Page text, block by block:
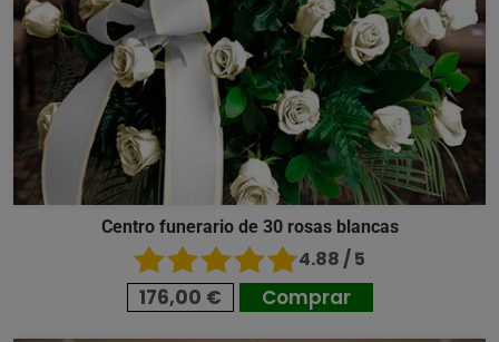
Centro funerario de 30 rosas blancas
4.88 / 5
176,00 € Comprar